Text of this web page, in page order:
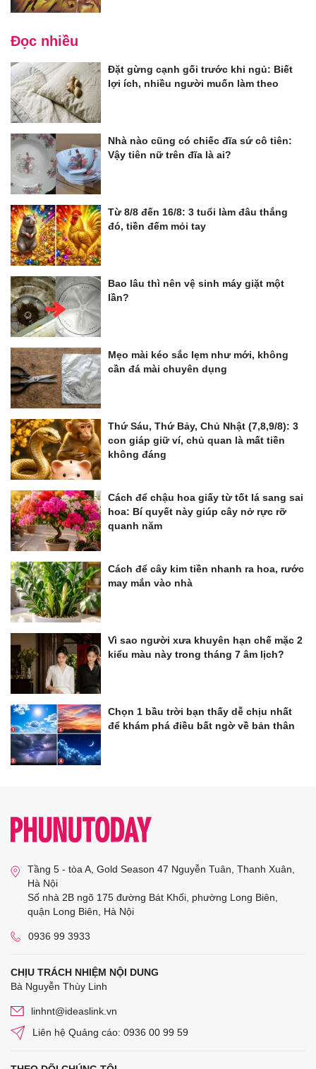
Đọc nhiều
Đặt gừng cạnh gối trước khi ngủ: Biết
lợi ích, nhiều người muốn làm theo
Nhà nào cũng có chiếc đĩa sứ cô tiên:
Vậy tiên nữ trên đĩa là ai?
Từ 8/8 đến 16/8: 3 tuổi làm đâu thắng
đó, tiền đếm mỏi tay
Bao lâu thì nên vệ sinh máy giặt một
lần?
Mẹo mài kéo sắc lẹm như mới, không
cần đá mài chuyên dụng
Thứ Sáu, Thứ Bảy, Chủ Nhật (7,8,9/8): 3
con giáp giữ ví, chủ quan là mất tiền
không đáng
Cách để chậu hoa giấy từ tốt lá sang sai
hoa: Bí quyết này giúp cây nở rực rỡ
quanh năm
Cách để cây kim tiền nhanh ra hoa, rước
may mắn vào nhà
Vì sao người xưa khuyên hạn chế mặc 2
kiểu màu này trong tháng 7 âm lịch?
Chọn 1 bầu trời bạn thấy dễ chịu nhất
để khám phá điều bất ngờ về bản thân
Tầng 5 - tòa A, Gold Season 47 Nguyễn Tuân, Thanh Xuân,
Hà Nội
Số nhà 2B ngõ 175 đường Bát Khối, phường Long Biên,
quận Long Biên, Hà Nội
0936 99 3933
CHỊU TRÁCH NHIỆM NỘI DUNG
Bà Nguyễn Thùy Linh
linhnt@ideaslink.vn
Liên hệ Quảng cáo: 0936 00 99 59